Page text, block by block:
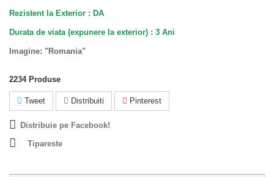
Rezistent la Exterior : DA
Durata de viata (expunere la exterior) : 3 Ani
Imagine: "Romania"
2234 Produse
Tweet Distribuiti Pinterest
Distribuie pe Facebook!
Tipareste